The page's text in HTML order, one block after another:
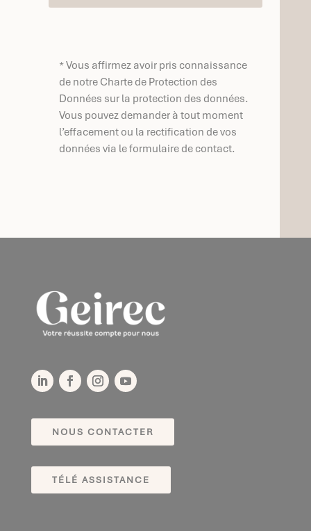
* Vous affirmez avoir pris connaissance
de notre Charte de Protection des
Données sur la protection des données.
Vous pouvez demander à tout moment
l’effacement ou la rectification de vos
données via le formulaire de contact.
NOUS CONTACTER
TÉLÉ ASSISTANCE